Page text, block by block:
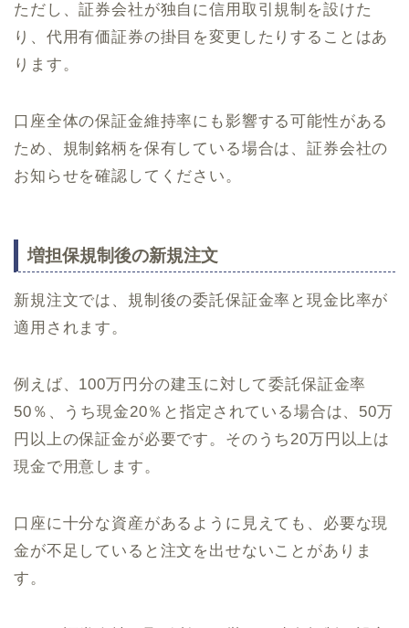
ただし、証券会社が独自に信用取引規制を設けた
り、代用有価証券の掛目を変更したりすることはあ
ります。
口座全体の保証金維持率にも影響する可能性がある
ため、規制銘柄を保有している場合は、証券会社の
お知らせを確認してください。
増担保規制後の新規注文
新規注文では、規制後の委託保証金率と現金比率が
適用されます。
例えば、100万円分の建玉に対して委託保証金率
50％、うち現金20％と指定されている場合は、50万
円以上の保証金が必要です。そのうち20万円以上は
現金で用意します。
口座に十分な資産があるように見えても、必要な現
金が不足していると注文を出せないことがありま
す。